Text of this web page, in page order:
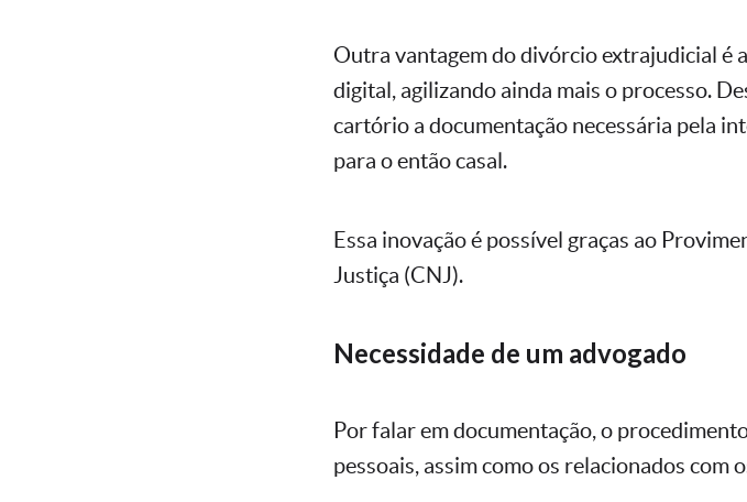
Outra vantagem do divórcio extrajudicial é
digital, agilizando ainda mais o processo.
cartório a documentação necessária pela
para o então casal.
Essa inovação é possível graças ao
Justiça (CNJ).
Necessidade de um advogado
Por falar em documentação, o
pessoais, assim como os relacionados com